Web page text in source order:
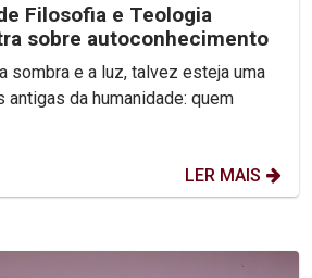
Filosofia e Teologia
sobre autoconhecimento
sombra e a luz, talvez esteja uma
antigas da humanidade: quem
LER MAIS